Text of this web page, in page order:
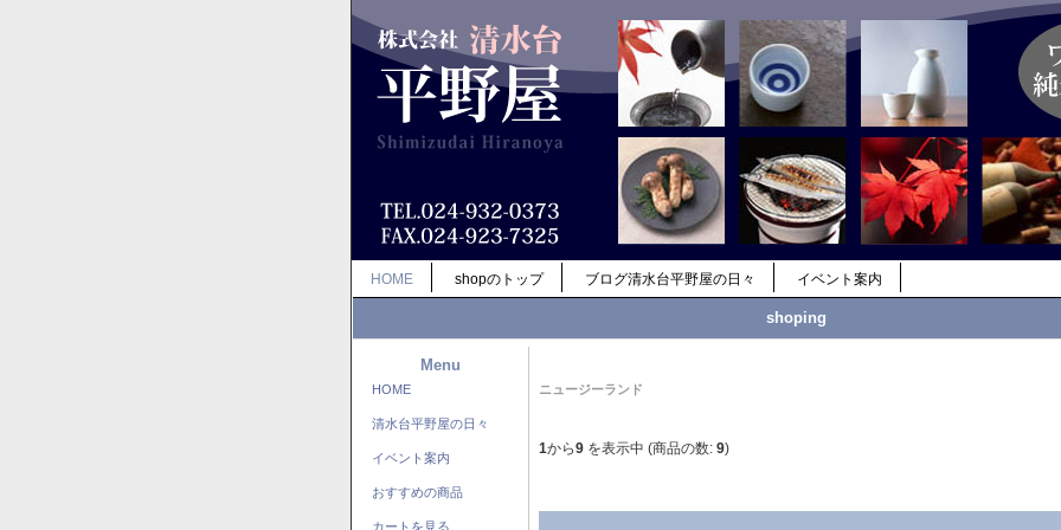
HOME shopのトップ ブログ清水台平野屋の日々 イベント案内
shoping
Menu
HOME
清水台平野屋の日々
イベント案内
おすすめの商品
カートを見る
ニュージーランド
1から9 を表示中 (商品の数: 9)